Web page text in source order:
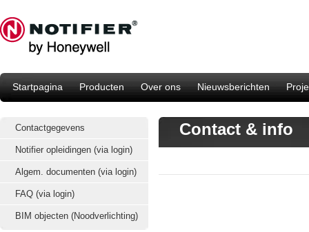
Startpagina Producten Over ons Nieuwsberichten
Contactgegevens
Notifier opleidingen (via login)
Algem. documenten (via login)
FAQ (via login)
BIM objecten (Noodverlichting)
Contact & info